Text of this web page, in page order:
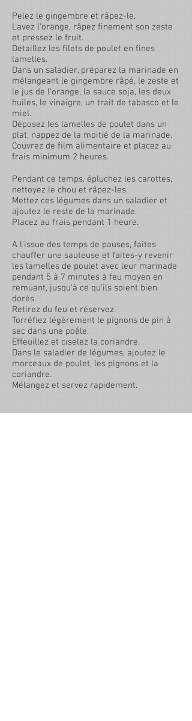
Pelez le gingembre et râpez-le.
Lavez l'orange, râpez finement son zeste
et pressez le fruit.
Détaillez les filets de poulet en fines
lamelles.
Dans un saladier, préparez la marinade en
mélangeant le gingembre râpé, le zeste et
le jus de l'orange, la sauce soja, les deux
huiles, le vinaigre, un trait de tabasco et le
miel.
Déposez les lamelles de poulet dans un
plat, nappez de la moitié de la marinade.
Couvrez de film alimentaire et placez au
frais minimum 2 heures.
Pendant ce temps, épluchez les carottes,
nettoyez le chou et râpez-les.
Mettez ces légumes dans un saladier et
ajoutez le reste de la marinade.
Placez au frais pendant 1 heure.
A l'issue des temps de pauses, faites
chauffer une sauteuse et faites-y revenir
les lamelles de poulet avec leur marinade
pendant 5 à 7 minutes à feu moyen en
remuant, jusqu'à ce qu'ils soient bien
dorés.
Retirez du feu et réservez.
Torréfiez légèrement le pignons de pin à
sec dans une poêle.
Effeuillez et ciselez la coriandre.
Dans le saladier de légumes, ajoutez le
morceaux de poulet, les pignons et la
coriandre.
Mélangez et servez rapidement.